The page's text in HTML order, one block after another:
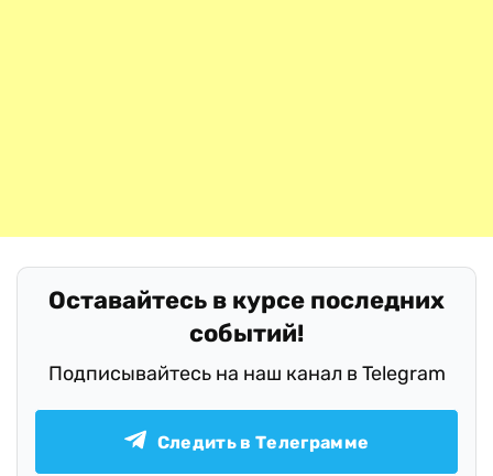
Оставайтесь в курсе последних
событий!
Подписывайтесь на наш канал в Telegram
Следить в Телеграмме